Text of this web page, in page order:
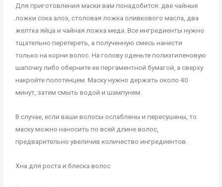
Для приготовления маски вам понадобится: две чайные
ложки сока алоэ, столовая ложка оливкового масла, два
желтка яйца и чайная ложка меда. Все ингредиенты нужно
тщательно перетереть, а полученную смесь нанести
только на корни волос. На голову оденьте полиэтиленовую
шапочку либо оберните ее пергаментной бумагой, а сверху
накройте полотенцем. Маску нужно держать около 40
минут, затем смыть водой и шампунем.
В случае, если ваши волосы ослаблены и пересушены, то
маску можно наносить по всей длине волос,
предварительно увеличив количество ингредиентов.
Хна для роста и блеска волос